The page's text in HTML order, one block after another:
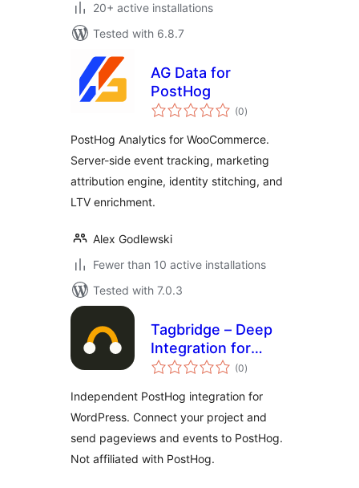
20+ active installations
Tested with 6.8.7
AG Data for
PostHog
(0total
ratings
)
PostHog Analytics for WooCommerce.
Server-side event tracking, marketing
attribution engine, identity stitching, and
LTV enrichment.
Alex Godlewski
Fewer than 10 active installations
Tested with 7.0.3
Tagbridge – Deep
Integration for
PostHog
(0total
ratings
)
Independent PostHog integration for
WordPress. Connect your project and
send pageviews and events to PostHog.
Not affiliated with PostHog.